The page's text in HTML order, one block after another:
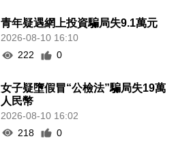
青年疑遇網上投資騙局失9.1萬元
2026-08-10 16:10
222
0
女子疑墮假冒“公檢法”騙局失19萬
人民幣
2026-08-10 16:02
218
0